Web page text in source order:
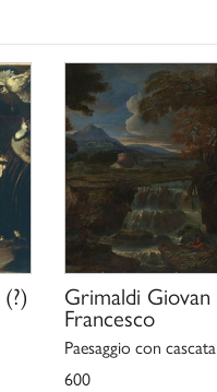
(?) Grimaldi Giovan
Francesco
Paesaggio con cascata
600